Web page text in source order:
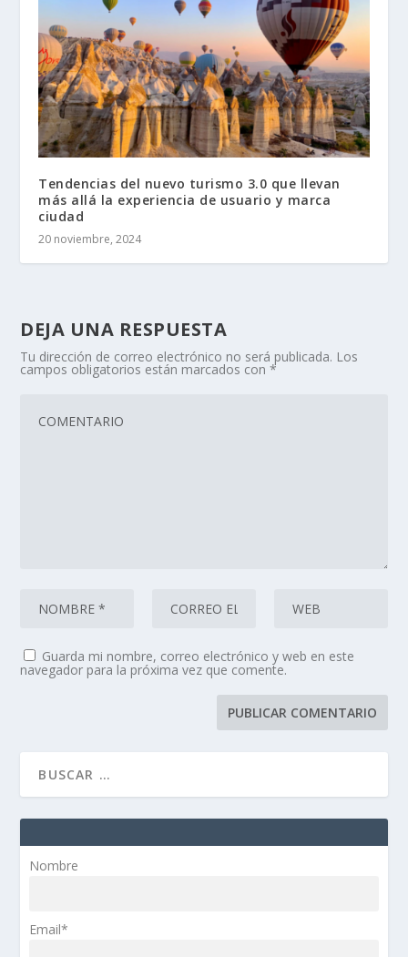
Tendencias del nuevo turismo 3.0 que llevan
más allá la experiencia de usuario y marca
ciudad
20 noviembre, 2024
DEJA UNA RESPUESTA
Tu dirección de correo electrónico no será publicada. Los
campos obligatorios están marcados con*
Guarda mi nombre, correo electrónico y web en este
navegador para la próxima vez que comente.
Nombre
Email*